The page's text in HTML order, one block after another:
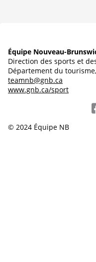
Équipe Nouveau-
Direction des sports et
Département du
teamnb@gnb.ca
www.gnb.ca/sport
© 2024 Équipe NB